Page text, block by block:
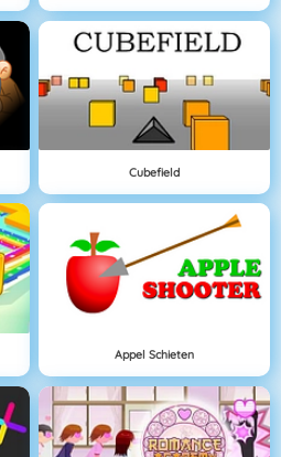
Cubefield
Appel Schieten